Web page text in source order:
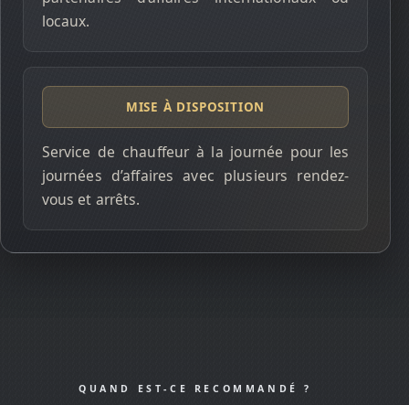
locaux.
MISE À DISPOSITION
Service de chauffeur à la journée pour les
journées d’affaires avec plusieurs rendez-
vous et arrêts.
QUAND EST-CE RECOMMANDÉ ?